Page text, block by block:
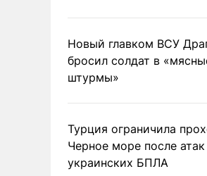
Новый главком ВСУ
бросил солдат в
штурмы»
Турция ограничила
Черное море после атак
украинских БПЛА